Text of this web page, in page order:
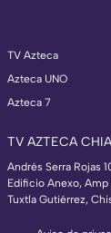
TV Azteca
Azteca UNO
Azteca 7
TV AZTECA
Andrés Serra Rojas
Edificio Anexo,
Tuxtla Gutiérrez,